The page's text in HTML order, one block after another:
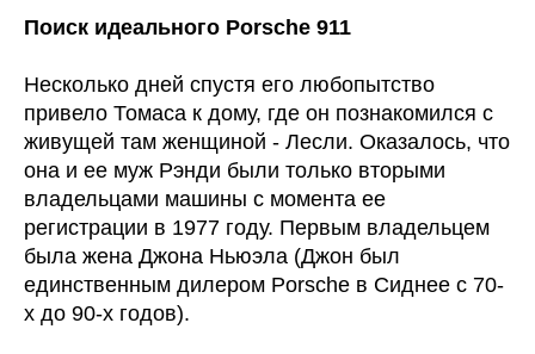
Поиск идеального Porsche 911
Несколько дней спустя его любопытство
привело Томаса к дому, где он познакомился с
живущей там женщиной - Лесли. Оказалось, что
она и ее муж Рэнди были только вторыми
владельцами машины с момента ее
регистрации в 1977 году. Первым владельцем
была жена Джона Ньюэла (Джон был
единственным дилером Porsche в Сиднее с 70-
х до 90-х годов).